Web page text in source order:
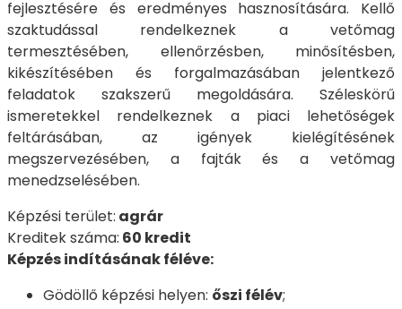
fejlesztésére és eredményes hasznosítására. Kellő
szaktudással rendelkeznek a vetőmag
termesztésében, ellenőrzésben, minősítésben,
kikészítésében és forgalmazásában jelentkező
feladatok szakszerű megoldására. Széleskörű
ismeretekkel rendelkeznek a piaci lehetőségek
feltárásában, az igények kielégítésének
megszervezésében, a fajták és a vetőmag
menedzselésében.
Képzési terület: agrár
Kreditek száma: 60 kredit
Képzés indításának féléve:
Gödöllő képzési helyen: őszi félév;